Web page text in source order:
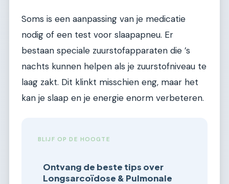
Soms is een aanpassing van je medicatie
nodig of een test voor slaapapneu. Er
bestaan speciale zuurstofapparaten die ’s
nachts kunnen helpen als je zuurstofniveau te
laag zakt. Dit klinkt misschien eng, maar het
kan je slaap en je energie enorm verbeteren.
BLIJF OP DE HOOGTE
Ontvang de beste tips over
Longsarcoïdose & Pulmonale